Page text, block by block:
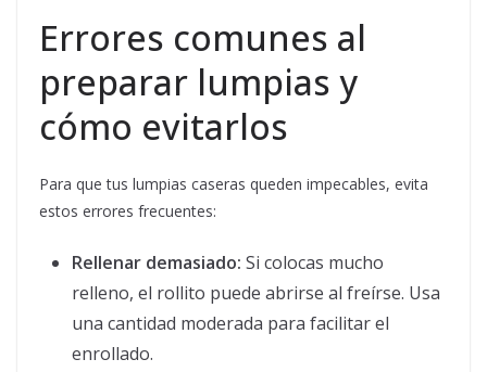
Errores comunes al
preparar lumpias y
cómo evitarlos
Para que tus lumpias caseras queden impecables, evita
estos errores frecuentes:
Rellenar demasiado: Si colocas mucho
relleno, el rollito puede abrirse al freírse. Usa
una cantidad moderada para facilitar el
enrollado.